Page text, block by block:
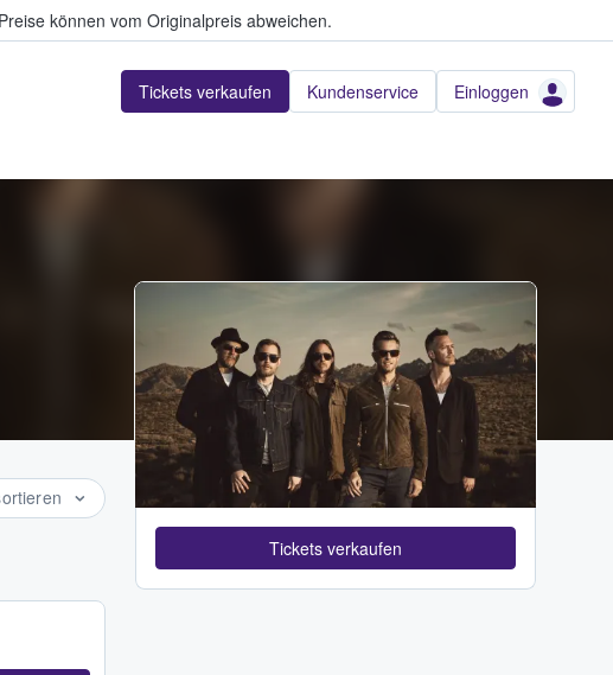
Preise können vom Originalpreis abweichen.
Tickets verkaufen Kundenservice Einloggen
Tickets verkaufen